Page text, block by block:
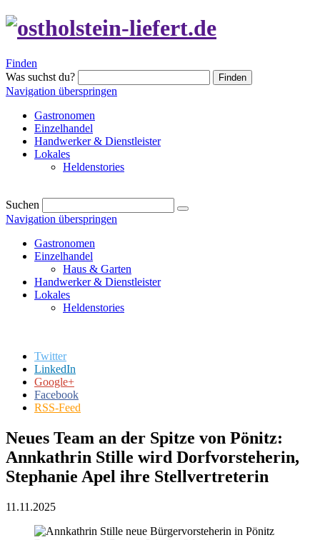
Finden
Was suchst du?
Finden
Navigation überspringen
Gastronomen
Einzelhandel
Handwerker & Dienstleister
Lokales
Heldenstories
Suchen
Navigation überspringen
Gastronomen
Einzelhandel
Haus & Garten
Handwerker & Dienstleister
Lokales
Heldenstories
Twitter
LinkedIn
Google+
Facebook
RSS-Feed
Neues Team an der Spitze von Pönitz:
Annkathrin Stille wird Dorfvorsteherin,
Stephanie Apel ihre Stellvertreterin
11.11.2025